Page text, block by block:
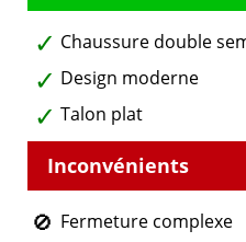
Chaussure double
Design moderne
Talon plat
Fermeture complexe